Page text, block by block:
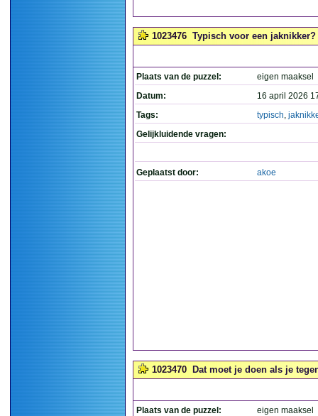
1023476 Typisch voor een jaknikker?
Plaats van de puzzel:
eigen maaksel
Datum:
16 april 2026
Tags:
typisch,
Gelijkluidende vragen:
Geplaatst door: akoe
1023470 Dat moet je doen als je
Plaats van de puzzel:
eigen maaksel